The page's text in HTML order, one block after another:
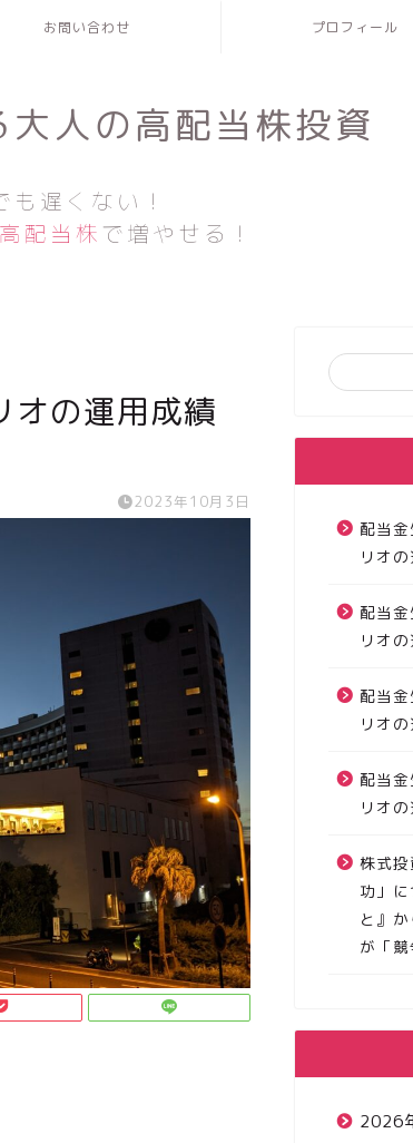
お問い合わせ プロフィール
人の高配当株投資
も遅くない！
高配当株 で増やせる！
オの運用成績
2023年10月3日
配当
リオ
配当
リオ
配当
リオ
配当
リオ
株式
功」
と』
が「
2026